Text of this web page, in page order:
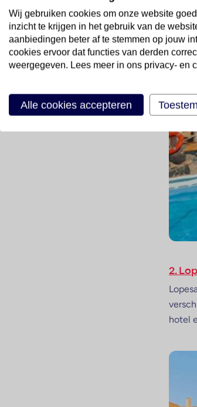
2.
hotel
Wij gebruiken cookies om onze website
inzicht te krijgen in het gebruik van de
aanbiedingen beter af te stemmen op jouw
cookies ervoor dat functies van derden
weergegeven. Lees meer in ons privacy- en
Alle cookies accepteren